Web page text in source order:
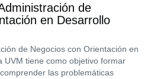
de
en Desarrollo
de Negocios con Orientación en
UVM tiene como objetivo formar
las problemáticas